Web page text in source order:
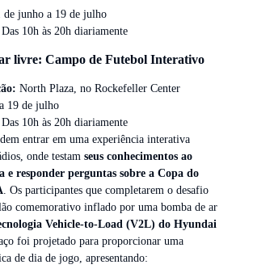
de junho a 19 de julho
Das 10h às 20h diariamente
livre: Campo de Futebol Interativo
North Plaza, no Rockefeller Center
19 de julho
Das 10h às 20h diariamente
entrar em uma experiência interativa
onde testam seus conhecimentos ao
e responder perguntas sobre a Copa do
. Os participantes que completarem o desafio
comemorativo inflado por uma bomba de ar
Vehicle-to-Load (V2L) do Hyundai
foi projetado para proporcionar uma
de dia de jogo, apresentando: